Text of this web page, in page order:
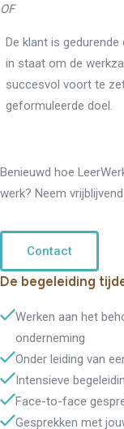
OF
De klant is
in staat om de
succesvol voort te
geformuleerde doel.
Benieuwd hoe
werk? Neem
Contact
De begeleiding
Werken aan het
onderneming
Onder leiding van
Intensieve
Face-to-face
Gesprekken met